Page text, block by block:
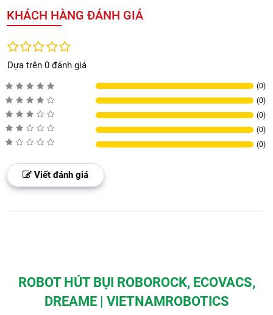
KHÁCH HÀNG ĐÁNH GIÁ
Dựa trên 0 đánh giá
(0)
(0)
(0)
(0)
(0)
Viết đánh giá
ROBOT HÚT BỤI ROBOROCK, ECOVACS,
DREAME | VIETNAMROBOTICS